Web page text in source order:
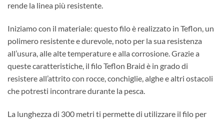
rende la linea più resistente.
Iniziamo con il materiale: questo filo è realizzato in Teflon, un
polimero resistente e durevole, noto per la sua resistenza
all’usura, alle alte temperature e alla corrosione. Grazie a
queste caratteristiche, il filo Teflon Braid è in grado di
resistere all’attrito con rocce, conchiglie, alghe e altri ostacoli
che potresti incontrare durante la pesca.
La lunghezza di 300 metri ti permette di utilizzare il filo per